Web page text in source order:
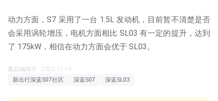
动力方面，S7 采用了一台 1.5L 发动机，目前暂不清楚是否
会采用涡轮增压，电机方面相比 SL03 有一定的提升，达到
了 175kW，相信在动力方面会优于 SL03。
最后编辑于 · 2022-12-14
新出行深蓝S07社区
深蓝S07 深蓝SL03